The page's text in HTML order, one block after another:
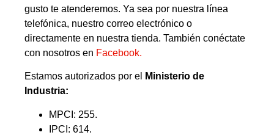
gusto te atenderemos. Ya sea por nuestra línea
telefónica, nuestro correo electrónico o
directamente en nuestra tienda. También conéctate
con nosotros en Facebook.
Estamos autorizados por el
Ministerio de
Industria:
MPCI: 255.
IPCI: 614.